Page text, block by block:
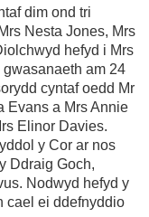
dim ond tri
Nesta Jones, Mrs
hefyd i Mrs
am 24
cyntaf oedd Mr
Evans a Mrs Annie
Elinor Davies.
y Cor ar nos
Ddraig Goch,
Nodwyd hefyd y
cael ei ddefnyddio